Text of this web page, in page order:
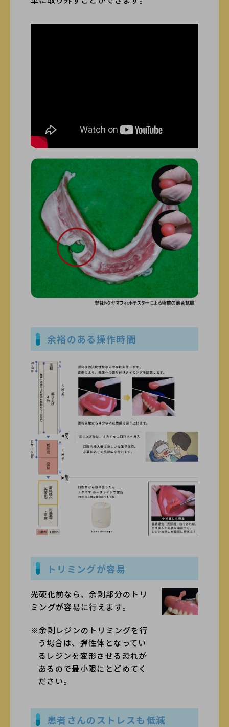
余裕のある操作時間
トリミングが容易
光硬化前なら、余剰部分のトリ
ミングが容易に行えます。
※余剰レジンのトリミングを行
う場合は、弾性体となってい
るレジンを変形させる恐れが
あるので最小限にとどめてく
ださい。
患者さんのストレスも低減